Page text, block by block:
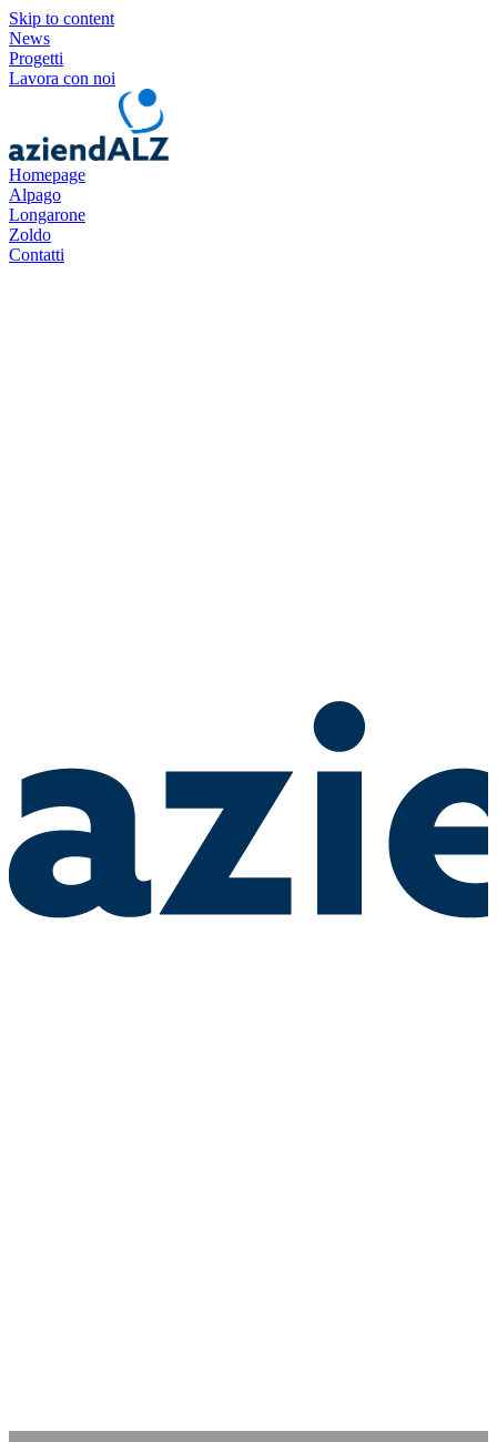
Skip to content
News
Progetti
Lavora con noi
Homepage
Alpago
Longarone
Zoldo
Contatti